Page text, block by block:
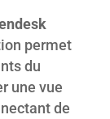
permet
du
une vue
de